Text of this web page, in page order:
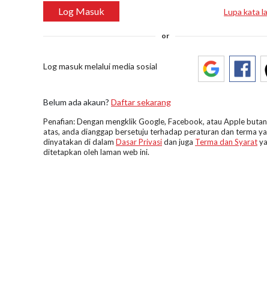
Log Masuk Lupa kata
or
Log masuk melalui media sosial
Belum ada akaun? Daftar sekarang
Penafian: Dengan mengklik Google, Facebook, atau Apple
atas, anda dianggap bersetuju terhadap peraturan dan terma
dinyatakan di dalam Dasar Privasidan juga Terma dan Syarat
ditetapkan oleh laman web ini.